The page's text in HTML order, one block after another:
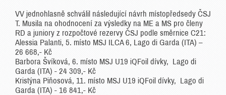
VV jednohlasně schválil následující návrh místopředsedy ČSJ
T. Musila na ohodnocení za výsledky na ME a MS pro členy
RD a juniory z rozpočtové rezervy ČSJ podle směrnice C21:
Alessia Palanti, 5. místo MSJ ILCA 6, Lago di Garda (ITA) –
26 668,- Kč
Barbora Švíková, 6. místo MSJ U19 iQFoil dívky, Lago di
Garda (ITA) - 24 309,- Kč
Kristýna Piňosová, 11. místo MSJ U19 iQFoil dívky, Lago di
Garda (ITA) - 16 841,- Kč